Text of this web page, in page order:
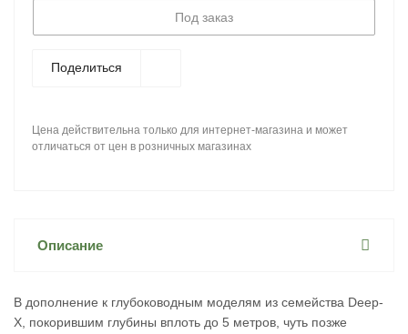
Под заказ
Поделиться
Цена действительна только для интернет-магазина и может
отличаться от цен в розничных магазинах
Описание
В дополнение к глубоководным моделям из семейства Deep-
X, покорившим глубины вплоть до 5 метров, чуть позже